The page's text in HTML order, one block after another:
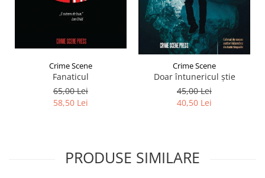
Crime Scene
Fanaticul
65,00 Lei
58,50 Lei
Crime Scene
Doar întunericul știe
45,00 Lei
40,50 Lei
PRODUSE SIMILARE